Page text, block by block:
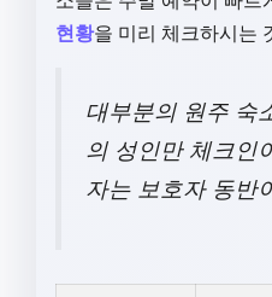
현황을 미리 체크하시는
대부분의 원주 숙
의 성인만 체크인
자는 보호자 동반